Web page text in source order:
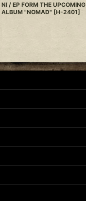
NI / EP FORM THE UPCOMING
ALBUM "NOMAD" [H-2401]